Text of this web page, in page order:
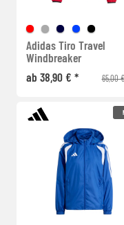
Adidas Tiro Travel
Windbreaker
ab 38,90 € *
65,00